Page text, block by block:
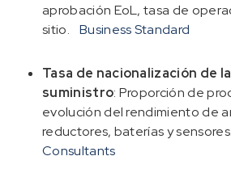
aprobación EoL, tasa de
sitio.
Business Standard
Tasa de nacionalización de
suministro: Proporción de
evolución del rendimiento de
reductores, baterías y sensores.
Consultants